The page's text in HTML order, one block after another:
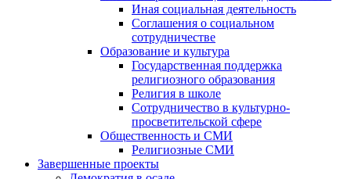
Иная социальная деятельность
Соглашения о социальном
сотрудничестве
Образование и культура
Государственная поддержка
религиозного образования
Религия в школе
Сотрудничество в культурно-
просветительской сфере
Общественность и СМИ
Религиозные СМИ
Завершенные проекты